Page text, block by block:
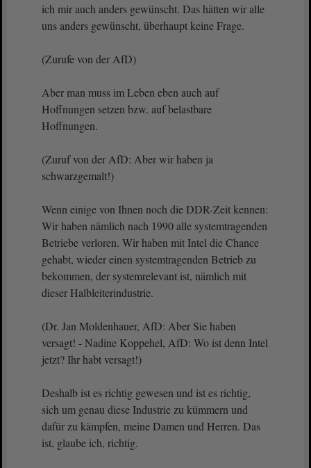
ich mir auch anders gewünscht. Das hätten wir alle
uns anders gewünscht, überhaupt keine Frage.
(Zurufe von der AfD)
Aber man muss im Leben eben auch auf
Hoffnungen setzen bzw. auf belastbare
Hoffnungen.
(Zuruf von der AfD: Aber wir haben ja
schwarzgemalt!)
Wenn einige von Ihnen noch die DDR-Zeit kennen:
Wir haben nämlich nach 1990 alle systemtragenden
Betriebe verloren. Wir haben mit Intel die Chance
gehabt, wieder einen systemtragenden Betrieb zu
bekommen, der systemrelevant ist, nämlich mit
dieser Halbleiterindustrie.
(Dr. Jan Moldenhauer, AfD: Aber Sie haben
versagt! - Nadine Koppehel, AfD: Wo ist denn Intel
jetzt? Ihr habt versagt!)
Deshalb ist es richtig gewesen und ist es richtig,
sich um genau diese Industrie zu kümmern und
dafür zu kämpfen, meine Damen und Herren. Das
ist, glaube ich, richtig.